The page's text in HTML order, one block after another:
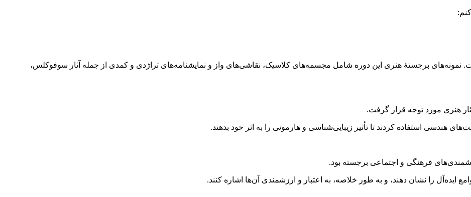
نمونه‌های برجستهٔ هنری این دوره شامل مجسمه‌های کلاسیک، نقاشی‌های واز و نمایشنامه‌های تراژدی و کمدی از جمله آثار سوفوکلس،
هنری مورد توجه قرار گرفت.
هندسی استفاده کردند تا تأثیر زیبایی‌شناسی و هارمونی را به اثر خود بدهند.
فرهنگی و اجتماعی برجسته بود.
ایده‌آل را نشان دهند، و به طور خلاصه، به اعتبار و ارزشمندی آن‌ها اشاره کنند.